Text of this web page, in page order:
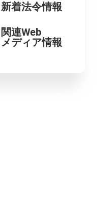
新着法令情報
関連Web
メディア情報